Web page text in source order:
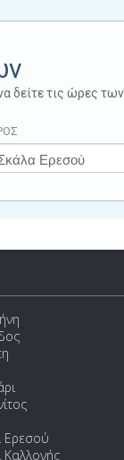
δείτε τις ώρες
Ερεσού
Καλλονής